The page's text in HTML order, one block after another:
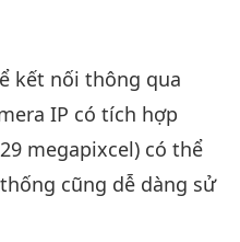
kết nối thông qua
IP có tích hợp
megapixcel) có thể
cũng dễ dàng sử